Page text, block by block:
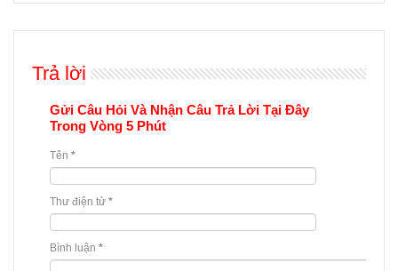
Trả lời
Gửi Câu Hỏi Và Nhận Câu Trả Lời Tại Đây
Trong Vòng 5 Phút
Tên *
Thư điện tử *
Bình luận *